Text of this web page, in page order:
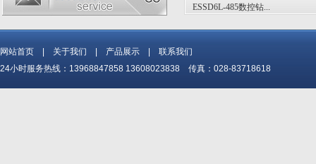
ESSD4L-540数控钻床/铣床 ESSD6L-485数控钻...
网站首页 关于我们 产品展示
联系我们
24小时服务热线：13968847858 13608023838 传真：028-83718618